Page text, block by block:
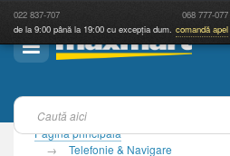
022 837-707 068 777-077
de la 9:00 până la 19:00 cu excepția dum. comandă apel
Pagina principală
Telefonie & Navigare